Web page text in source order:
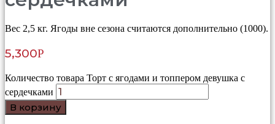
Вес 2,5 кг. Ягоды вне сезона считаются дополнительно (1000).
5,300Р
Количество товара Торт с ягодами и топпером девушка с
сердечками
В корзину